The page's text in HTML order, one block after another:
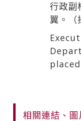
行政副
翼。（
相關連結、圖